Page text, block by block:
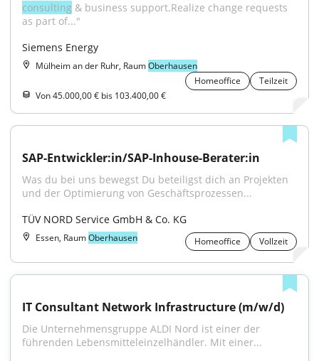
consulting & business support.Realize change requests
as part of..."
Siemens Energy
Mülheim an der Ruhr, RaumOberhausen
Homeoffice
Teilzeit
Von 45.000,00 € bis 103.400,00 €
SAP-Entwickler:in/SAP-Inhouse-Berater:in
Was du bei uns bewegst Du beteiligst dich an Projekten
und der Optimierung von Geschäftsprozessen...
TÜV NORD Service GmbH & Co. KG
Essen, RaumOberhausen Homeoffice Vollzeit
IT Consultant Network Infrastructure (m/w/d)
Die Unternehmensgruppe ALDI Nord ist einer der
führenden Lebensmitteleinzelhändler. Mit einer...